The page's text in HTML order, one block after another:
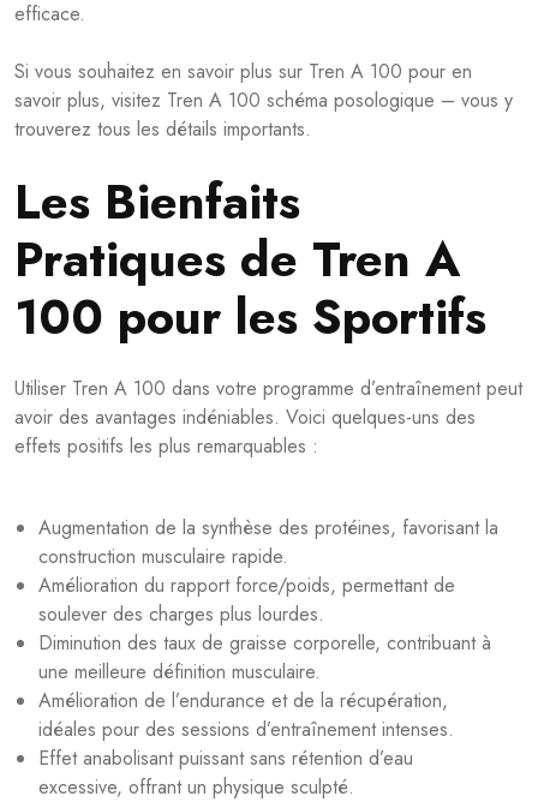
efficace.
Si vous souhaitez en savoir plus sur Tren A 100 pour en
savoir plus, visitez Tren A 100 schéma posologique – vous y
trouverez tous les détails importants.
Les Bienfaits
Pratiques de Tren A
100 pour les Sportifs
Utiliser Tren A 100 dans votre programme d’entraînement peut
avoir des avantages indéniables. Voici quelques-uns des
effets positifs les plus remarquables :
Augmentation de la synthèse des protéines, favorisant la
construction musculaire rapide.
Amélioration du rapport force/poids, permettant de
soulever des charges plus lourdes.
Diminution des taux de graisse corporelle, contribuant à
une meilleure définition musculaire.
Amélioration de l’endurance et de la récupération,
idéales pour des sessions d’entraînement intenses.
Effet anabolisant puissant sans rétention d’eau
excessive, offrant un physique sculpté.